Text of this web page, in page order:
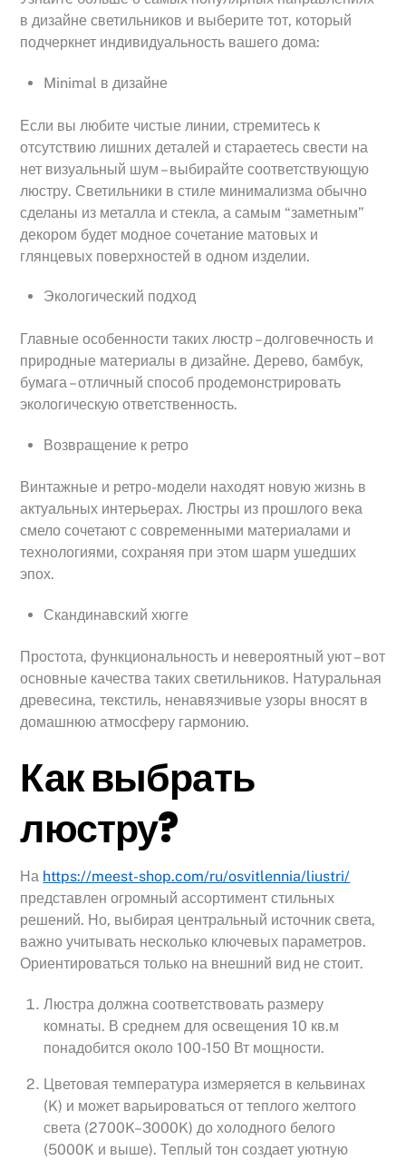
в дизайне светильников и выберите тот, который
подчеркнет индивидуальность вашего дома:
Minimal в дизайне
Если вы любите чистые линии, стремитесь к
отсутствию лишних деталей и стараетесь свести на
нет визуальный шум – выбирайте соответствующую
люстру. Светильники в стиле минимализма обычно
сделаны из металла и стекла, а самым “заметным”
декором будет модное сочетание матовых и
глянцевых поверхностей в одном изделии.
Экологический подход
Главные особенности таких люстр – долговечность и
природные материалы в дизайне. Дерево, бамбук,
бумага – отличный способ продемонстрировать
экологическую ответственность.
Возвращение к ретро
Винтажные и ретро-модели находят новую жизнь в
актуальных интерьерах. Люстры из прошлого века
смело сочетают с современными материалами и
технологиями, сохраняя при этом шарм ушедших
эпох.
Скандинавский хюгге
Простота, функциональность и невероятный уют – вот
основные качества таких светильников. Натуральная
древесина, текстиль, ненавязчивые узоры вносят в
домашнюю атмосферу гармонию.
Как выбрать
люстру?
На https://meest-shop.com/ru/osvitlennia/liustri/
представлен огромный ассортимент стильных
решений. Но, выбирая центральный источник света,
важно учитывать несколько ключевых параметров.
Ориентироваться только на внешний вид не стоит.
Люстра должна соответствовать размеру
комнаты. В среднем для освещения 10 кв.м
понадобится около 100-150 Вт мощности.
Цветовая температура измеряется в кельвинах
(K) и может варьироваться от теплого желтого
света (2700K–3000K) до холодного белого
(5000K и выше). Теплый тон создает уютную